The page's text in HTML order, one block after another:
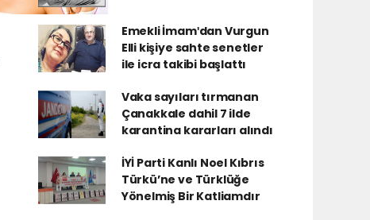
Emekli İmamʹdan Vurgun
Elli kişiye sahte senetler
ile icra takibi başlattı
Vaka sayıları tırmanan
Çanakkale dahil 7 ilde
karantina kararları alındı
İYİ Parti Kanlı Noel Kıbrıs
Türkü’ne ve Türklüğe
Yönelmiş Bir Katliamdır